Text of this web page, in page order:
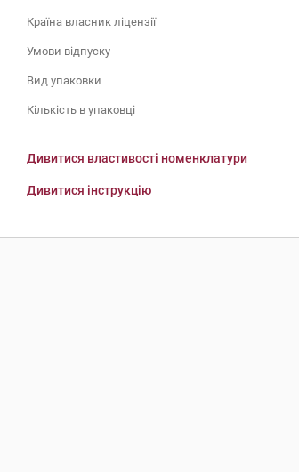
Країна власник ліцензії
Умови відпуску
Вид упаковки
Кількість в упаковці
Дивитися властивості номенклатури
Дивитися інструкцію